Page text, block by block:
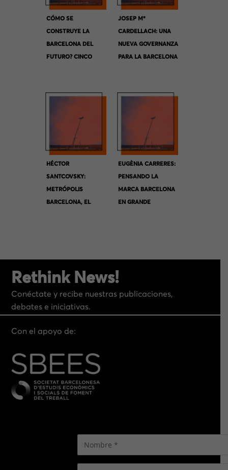
CÓMO SE
CONSTRUYE LA
BARCELONA DEL
FUTURO? CINCO
JOSEP Mª
CARDELLACH: UNA
NUEVA GOVERNANZA
PARA LA BARCELONA
HÉCTOR
SANTCOVSKY:
METRÓPOLIS
BARCELONA, EL
EUGÈNIA CARRERES:
PENSANDO LA
MARCA BARCELONA
EN GRANDE
Rethink News!
Conéctate y recibe nuestras publicaciones,
debates e iniciativas.
Con el apoyo de: